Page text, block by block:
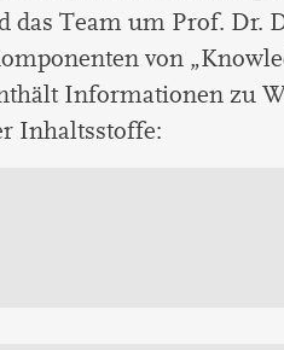
das Team um Prof. Dr.
von
Informationen zu
Inhaltsstoffe: